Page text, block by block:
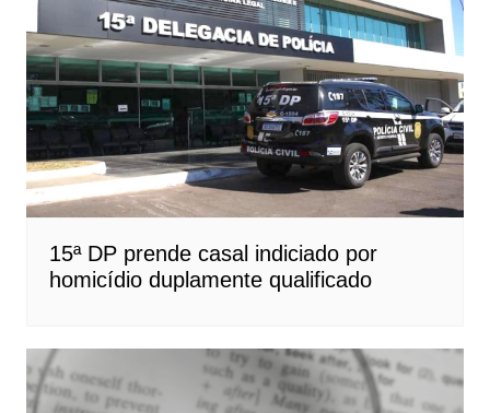
15ª DP prende casal indiciado por
homicídio duplamente qualificado